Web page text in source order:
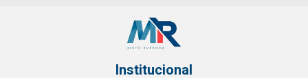
Institucional